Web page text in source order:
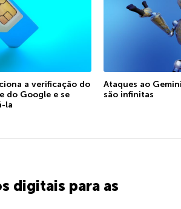
a verificação do
do Google e se
la
Ataques ao
são infinitas
digitais para as